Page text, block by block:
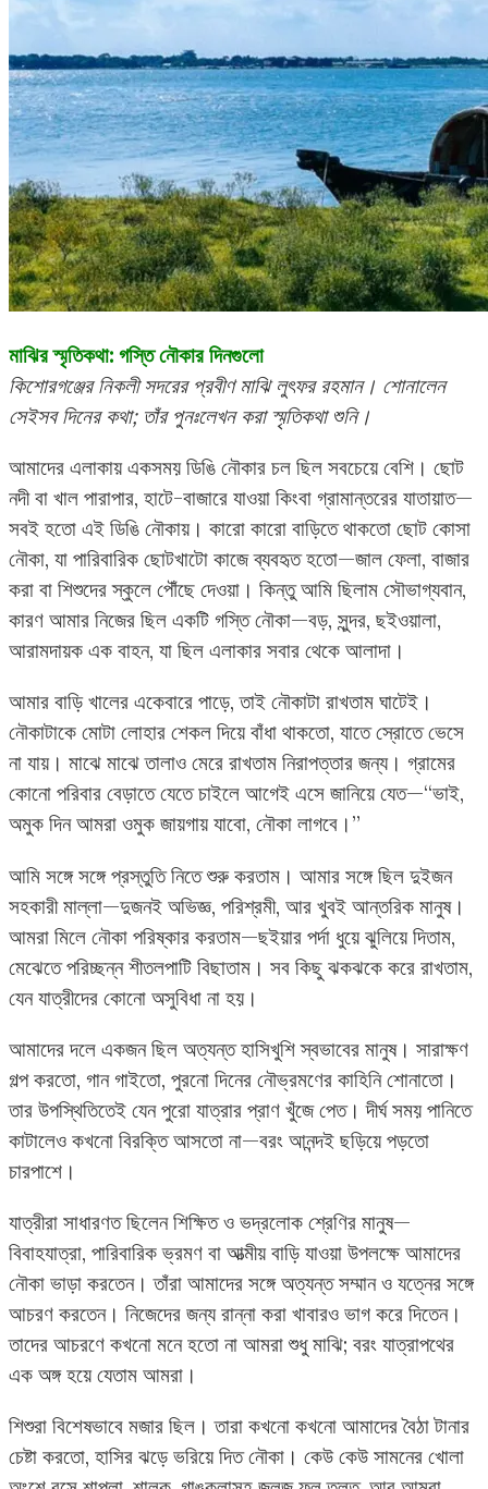
মাঝির স্মৃতিকথা: গস্তি নৌকার দিনগুলো
কিশোরগঞ্জের নিকলী সদরের প্রবীণ মাঝি লুৎফর রহমান। শোনালেন
সেইসব দিনের কথা; তাঁর পুনঃলেখন করা স্মৃতিকথা শুনি।
আমাদের এলাকায় একসময় ডিঙি নৌকার চল ছিল সবচেয়ে বেশি। ছোট
নদী বা খাল পারাপার, হাটে-বাজারে যাওয়া কিংবা গ্রামান্তরের যাতায়াত—
সবই হতো এই ডিঙি নৌকায়। কারো কারো বাড়িতে থাকতো ছোট কোসা
নৌকা, যা পারিবারিক ছোটখাটো কাজে ব্যবহৃত হতো—জাল ফেলা, বাজার
করা বা শিশুদের স্কুলে পৌঁছে দেওয়া। কিন্তু আমি ছিলাম সৌভাগ্যবান,
কারণ আমার নিজের ছিল একটি গস্তি নৌকা—বড়, সুন্দর, ছইওয়ালা,
আরামদায়ক এক বাহন, যা ছিল এলাকার সবার থেকে আলাদা।
আমার বাড়ি খালের একেবারে পাড়ে, তাই নৌকাটা রাখতাম ঘাটেই।
নৌকাটাকে মোটা লোহার শেকল দিয়ে বাঁধা থাকতো, যাতে স্রোতে ভেসে
না যায়। মাঝে মাঝে তালাও মেরে রাখতাম নিরাপত্তার জন্য। গ্রামের
কোনো পরিবার বেড়াতে যেতে চাইলে আগেই এসে জানিয়ে যেত—“ভাই,
অমুক দিন আমরা ওমুক জায়গায় যাবো, নৌকা লাগবে।”
আমি সঙ্গে সঙ্গে প্রস্তুতি নিতে শুরু করতাম। আমার সঙ্গে ছিল দুইজন
সহকারী মাল্লা—দুজনই অভিজ্ঞ, পরিশ্রমী, আর খুবই আন্তরিক মানুষ।
আমরা মিলে নৌকা পরিষ্কার করতাম—ছইয়ার পর্দা ধুয়ে ঝুলিয়ে দিতাম,
মেঝেতে পরিচ্ছন্ন শীতলপাটি বিছাতাম। সব কিছু ঝকঝকে করে রাখতাম,
যেন যাত্রীদের কোনো অসুবিধা না হয়।
আমাদের দলে একজন ছিল অত্যন্ত হাসিখুশি স্বভাবের মানুষ। সারাক্ষণ
গল্প করতো, গান গাইতো, পুরনো দিনের নৌভ্রমণের কাহিনি শোনাতো।
তার উপস্থিতিতেই যেন পুরো যাত্রার প্রাণ খুঁজে পেত। দীর্ঘ সময় পানিতে
কাটালেও কখনো বিরক্তি আসতো না—বরং আনন্দই ছড়িয়ে পড়তো
চারপাশে।
যাত্রীরা সাধারণত ছিলেন শিক্ষিত ও ভদ্রলোক শ্রেণির মানুষ—
বিবাহযাত্রা, পারিবারিক ভ্রমণ বা আত্মীয় বাড়ি যাওয়া উপলক্ষে আমাদের
নৌকা ভাড়া করতেন। তাঁরা আমাদের সঙ্গে অত্যন্ত সম্মান ও যত্নের সঙ্গে
আচরণ করতেন। নিজেদের জন্য রান্না করা খাবারও ভাগ করে দিতেন।
তাদের আচরণে কখনো মনে হতো না আমরা শুধু মাঝি; বরং যাত্রাপথের
এক অঙ্গ হয়ে যেতাম আমরা।
শিশুরা বিশেষভাবে মজার ছিল। তারা কখনো কখনো আমাদের বৈঠা টানার
চেষ্টা করতো, হাসির ঝড়ে ভরিয়ে দিত নৌকা। কেউ কেউ সামনের খোলা